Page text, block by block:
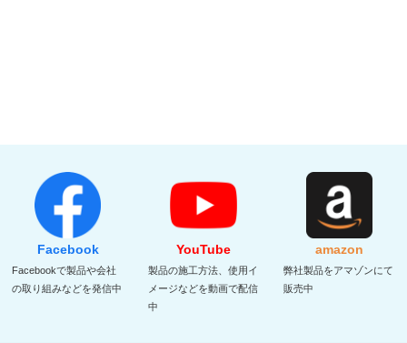
Facebook
Facebookで製品や会社
の取り組みなどを発信中
YouTube
製品の施工方法、使用イ
メージなどを動画で配信
中
amazon
弊社製品をアマゾンにて
販売中